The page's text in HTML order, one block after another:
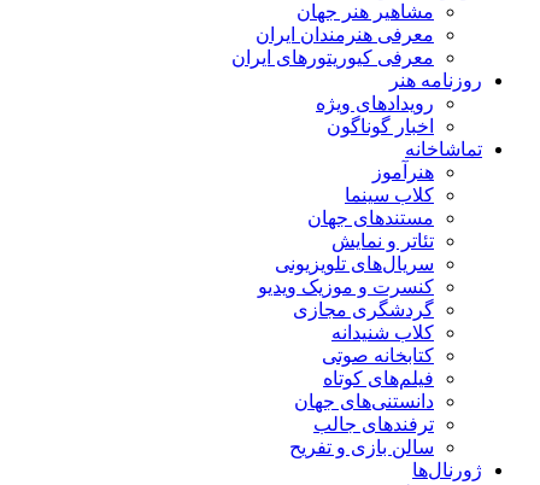
مشاهیر هنر جهان
معرفی هنرمندان ایران
معرفی کیوریتورهای ایران
روزنامه هنر
رویدادهای ویژه
اخبار گوناگون
تماشاخانه
هنرآموز
کلاب سینما
مستندهای جهان
تئاتر و نمایش
سریال‌های تلویزیونی
کنسرت و موزیک ویدیو
گردشگری مجازی
کلاب شنیدانه
کتابخانه صوتی
فیلم‌های کوتاه
دانستنی‌های جهان
ترفندهای جالب
سالن بازی و تفریح
ژورنال‌ها